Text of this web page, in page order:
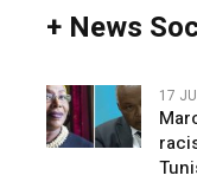
+ News
17